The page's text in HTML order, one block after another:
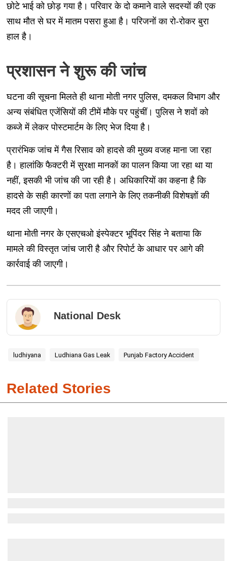
छोटे भाई को छोड़ गया है। परिवार के दो कमाने वाले सदस्यों की एक
साथ मौत से घर में मातम पसरा हुआ है। परिजनों का रो-रोकर बुरा
हाल है।
प्रशासन ने शुरू की जांच
घटना की सूचना मिलते ही थाना मोती नगर पुलिस, दमकल विभाग और
अन्य संबंधित एजेंसियों की टीमें मौके पर पहुंचीं। पुलिस ने शवों को
कब्जे में लेकर पोस्टमार्टम के लिए भेज दिया है।
प्रारंभिक जांच में गैस रिसाव को हादसे की मुख्य वजह माना जा रहा
है। हालांकि फैक्टरी में सुरक्षा मानकों का पालन किया जा रहा था या
नहीं, इसकी भी जांच की जा रही है। अधिकारियों का कहना है कि
हादसे के सही कारणों का पता लगाने के लिए तकनीकी विशेषज्ञों की
मदद ली जाएगी।
थाना मोती नगर के एसएचओ इंस्पेक्टर भूपिंदर सिंह ने बताया कि
मामले की विस्तृत जांच जारी है और रिपोर्ट के आधार पर आगे की
कार्रवाई की जाएगी।
National Desk
ludhiyana Ludhiana Gas Leak Punjab Factory Accident
Related Stories